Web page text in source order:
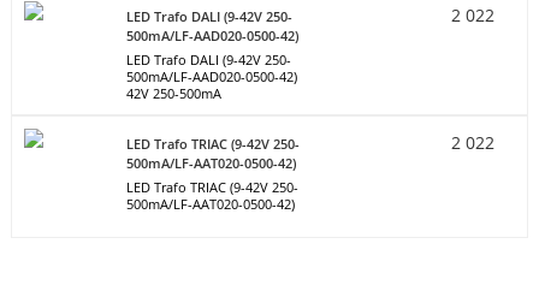
LED Trafo DALI (9-42V 250-
500mA/LF-AAD020-0500-42)
LED Trafo DALI (9-42V 250-
500mA/LF-AAD020-0500-42)
42V 250-500mA
2 022
LED Trafo TRIAC (9-42V 250-
500mA/LF-AAT020-0500-42)
LED Trafo TRIAC (9-42V 250-
500mA/LF-AAT020-0500-42)
2 022